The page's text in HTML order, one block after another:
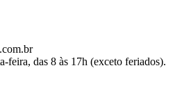
feira, das 8 às 17h (exceto feriados).